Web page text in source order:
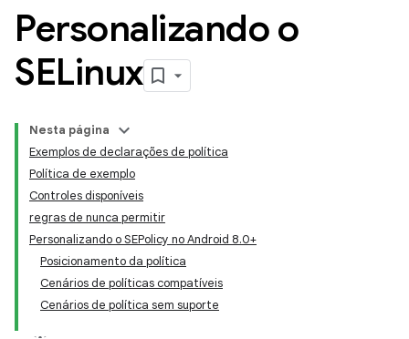
Personalizando o
SELinux
Nesta página
Exemplos de declarações de política
Política de exemplo
Controles disponíveis
regras de nunca permitir
Personalizando o SEPolicy no Android 8.0+
Posicionamento da política
Cenários de políticas compatíveis
Cenários de política sem suporte